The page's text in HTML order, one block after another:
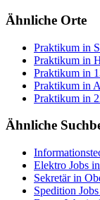
Ähnliche Orte
Praktikum in
Praktikum in
Praktikum in
Praktikum in
Praktikum in
Ähnliche
Elektro Jobs
Sekretär in
Spedition